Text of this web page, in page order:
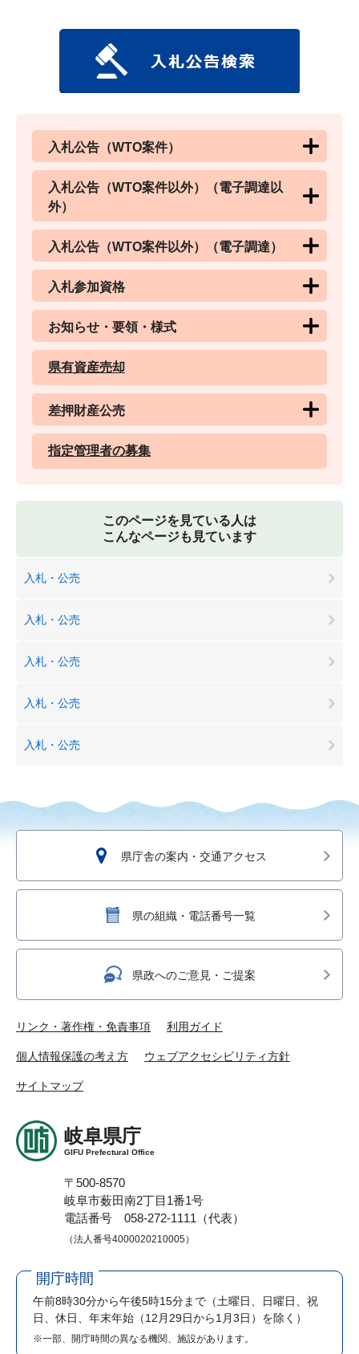
入札公告（WTO案件）
入札公告（WTO案件以外）（電子調達以
外）
入札公告（WTO案件以外）（電子調達）
入札参加資格
お知らせ・要領・様式
県有資産売却
差押財産公売
指定管理者の募集
このページを見ている人は
こんなページも見ています
入札・公売
入札・公売
入札・公売
入札・公売
入札・公売
県庁舎の案内・交通アクセス
県の組織・電話番号一覧
県政へのご意見・ご提案
リンク・著作権・免責事項 利用ガイド
個人情報保護の考え方 ウェブアクセシビリティ方針
サイトマップ
岐阜県庁
GIFU Prefectural Office
〒500-8570
岐阜市薮田南2丁目1番1号
電話番号 058-272-1111（代表）
（法人番号4000020210005）
開庁時間
午前8時30分から午後5時15分まで （土曜日、日曜日、祝
日、休日、年末年始（12月29日から1月3日）を除く）
※一部、開庁時間の異なる機関、施設があります。